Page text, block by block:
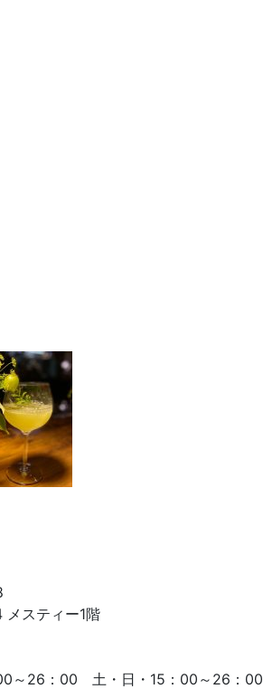
スティー1階
～26：00 土・日・15：00～26：00